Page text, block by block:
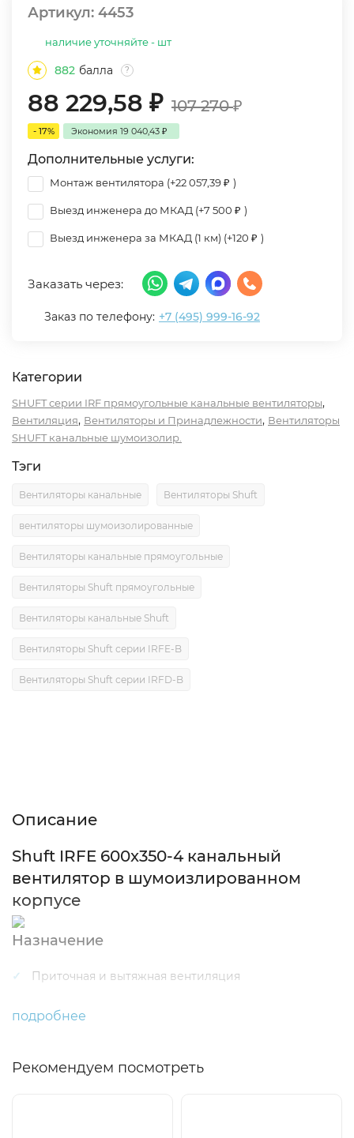
Артикул: 4453
наличие уточняйте - шт
882 балла ?
88 229,58 ₽ 107 270₽
- 17% Экономия 19 040,43 ₽
Дополнительные услуги:
Монтаж вентилятора (+22 057,39₽ )
Выезд инженера до МКАД (+7 500 ₽ )
Выезд инженера за МКАД (1 км) (+120 ₽ )
Заказать через:
Заказ по телефону: +7 (495) 999-16-92
Категории
SHUFT серии IRF прямоугольные канальные вентиляторы,
Вентиляция, Вентиляторы и Принадлежности, Вентиляторы
SHUFT канальные шумоизолир.
Тэги
Вентиляторы канальные Вентиляторы Shuft
вентиляторы шумоизолированные
Вентиляторы канальные прямоугольные
Вентиляторы Shuft прямоугольные
Вентиляторы канальные Shuft
Вентиляторы Shuft серии IRFE-B
Вентиляторы Shuft серии IRFD-B
Описание
Shuft IRFE 600x350-4 канальный
вентилятор в шумоизлированном
корпусе
Назначение
Приточная и вытяжная вентиляция
Применение
административного, промышленного назначения.
подробнее
Рекомендуем посмотреть